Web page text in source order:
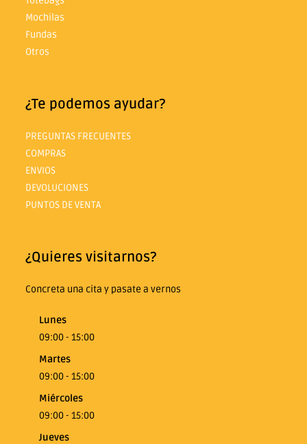
Mochilas
Fundas
Otros
¿Te podemos ayudar?
PREGUNTAS FRECUENTES
COMPRAS
ENVIOS
DEVOLUCIONES
PUNTOS DE VENTA
¿Quieres visitarnos?
Concreta una cita y pasate a vernos
Lunes
09:00 - 15:00
Martes
09:00 - 15:00
Miércoles
09:00 - 15:00
Jueves